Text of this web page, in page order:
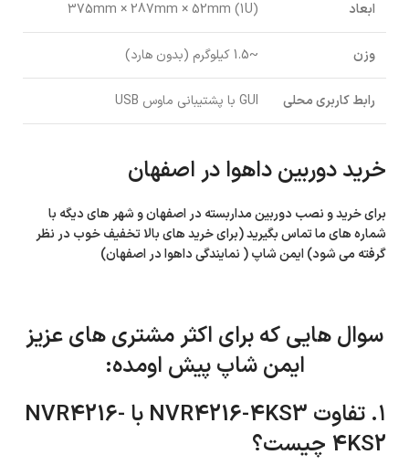
ابعاد 375mm × 287mm × 52mm (1U)
وزن ~1.5 کیلوگرم (بدون هارد)
رابط کاربری محلی GUI با پشتیبانی ماوس USB
خرید دوربین داهوا در اصفهان
برای خرید و نصب دوربین مداربسته در اصفهان و شهر های دیگه با
شماره های ما تماس بگیرید (برای خرید های بالا تخفیف خوب در نظر
گرفته می شود) ایمن شاپ ( نمایندگی داهوا در اصفهان)
سوال هایی که برای اکثر مشتری های عزیز
ایمن شاپ پیش اومده:
۱. تفاوت NVR4216-4KS3 با NVR4216-
4KS2 چیست؟